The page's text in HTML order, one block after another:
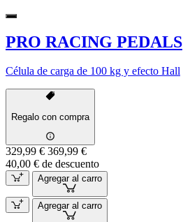
PRO RACING PEDALS
Célula de carga de 100 kg y efecto Hall
Regalo con compra
329,99 € 369,99 €
40,00 € de descuento
Agregar al carro
Agregar al carro